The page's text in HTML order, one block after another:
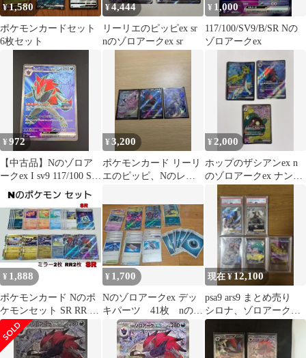
¥1,580
ポケモンカードセット
6枚セット
¥4,444
リーリエのピッピex sr
nのゾロアークex sr
¥ 1,000
117/100/SV9/B/SR Nの
ゾロアークex
¥972
【中古品】Nのゾロア
ークex I sv9 117/100 SR
バトルパートナーズex
スカーレット＆バイオ
レット ポケモンカー
ド トレカ
¥3,200
ポケモンカード リーリ
エのピッピ、Nのレシ
¥ 2,000
ホップのザシアンex n
のゾロアークex ナンジ
¥ 1,888
ポケモンカード Nのポ
ケモンセット SR RR ミ
ラー
¥ 1,700
Nのゾロアークex デッ
キパーツ 41枚 nのゼ
クロム ar メガドリーム
現在 ¥12,100
psa9 ars9 まとめ売り
シロナ、ゾロアーク、
ゲンガー、ハラバリー